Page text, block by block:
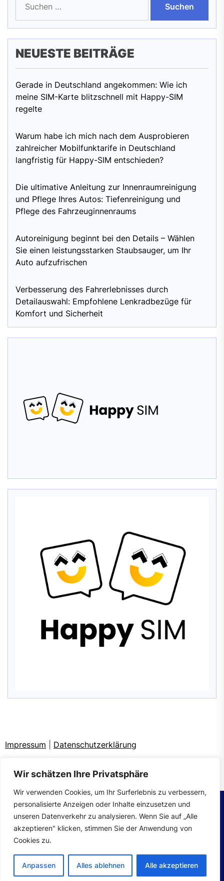
Wir schätzen Ihre Privatsphäre
Wir verwenden Cookies, um Ihr Surferlebnis zu verbessern,
personalisierte Anzeigen oder Inhalte einzusetzen und
unseren Datenverkehr zu analysieren. Wenn Sie auf „Alle
akzeptieren" klicken, stimmen Sie der Anwendung von
Cookies zu.
Anpassen Alles ablehnen Alle akzeptieren
nach:
NEUESTE BEITRÄGE
Gerade in Deutschland angekommen: Wie ich
meine SIM-Karte blitzschnell mit Happy-SIM
regelte
Warum habe ich mich nach dem Ausprobieren
zahlreicher Mobilfunktarife in Deutschland
langfristig für Happy-SIM entschieden?
Die ultimative Anleitung zur Innenraumreinigung
und Pflege Ihres Autos: Tiefenreinigung und
Pflege des Fahrzeuginnenraums
Autoreinigung beginnt bei den Details – Wählen
Sie einen leistungsstarken Staubsauger, um Ihr
Auto aufzufrischen
Verbesserung des Fahrerlebnisses durch
Detailauswahl: Empfohlene Lenkradbezüge für
Komfort und Sicherheit
Impressum Datenschutzerklärung
Copyright © 2026Autoteile.All Rights Reserved.
Theme: Mahalo By